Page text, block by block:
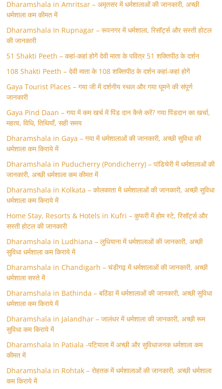
Dharamshala in Amritsar – अमृतसर में धर्मशालाओं की जानकारी, अच्छी
धर्मशाला कम कीमत में
Dharamshala In Rupnagar – रूपनगर में धर्मशाला, रिसॉर्ट्स और सस्ती होटल
की जानकारी
51 Shakti Peeth – कहां-कहां होगें देवी माता के पवित्र 51 शक्तिपीठ के दर्शन
108 Shakti Peeth – देवी माता के 108 शक्तिपीठ के दर्शन कहां-कहां होगें
Gaya Tourist Places – गया जी में दर्शनीय स्थल और गया घूमने की संपूर्ण
जानकारी
Gaya Pind Daan – गया में कम खर्च में पिंड दान कैसे करें? गया पिंडदान का खर्चा,
महत्व, विधि, तिथियाँ, सही समय
Dharamshala in Gaya – गया में धर्मशालाओं की जानकारी, अच्छी सुविधा की
धर्मशाला कम किराये में
Dharamshala in Puducherry (Pondicherry) – पांडिचेरी में धर्मशालाओं की
जानकारी, अच्छी धर्मशाला कम कीमत में
Dharamshala in Kolkata – कोलकाता में धर्मशालाओं की जानकारी, अच्छी सुविधा
धर्मशाला कम किराये में
Home Stay, Resorts & Hotels in Kufri – कुफरी में होम स्‍टे, रिसॉर्ट्स और
सस्ती होटल की जानकारी
Dharamshala in Ludhiana – लुधियाना में धर्मशालाओं की जानकारी, अच्छी
सुविधा धर्मशाला कम किराये में
Dharamshala in Chandigarh – चंडीगढ़ में धर्मशालाओं की जानकारी, अच्छी
धर्मशाला सस्ते में
Dharamshala in Bathinda – बठिंडा में धर्मशालाओं की जानकारी, अच्छी सुविधा
धर्मशाला कम किराये में
Dharamshala in Jalandhar – जालंधर में धर्मशाला की जानकारी, अच्छी रूम
सुविधा कम किराये में
Dharamshala In Patiala -पटियाला में अच्छी और सुविधाजनक धर्मशाला कम
कीमत में
Dharamshala in Rohtak – रोहतक में धर्मशालाओं की जानकारी, अच्छी धर्मशाला
कम किराये में